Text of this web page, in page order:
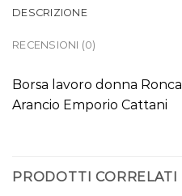
DESCRIZIONE
RECENSIONI (0)
Borsa lavoro donna
Arancio Emporio Cattani
PRODOTTI CORRELATI